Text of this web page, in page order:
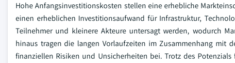
Hohe Anfangsinvestitionskosten stellen eine erhebliche
einen erheblichen Investitionsaufwand für Infrastruktur,
Teilnehmer und kleinere Akteure untersagt werden, wodurch
hinaus tragen die langen Vorlaufzeiten im Zusammenhang mit
finanziellen Risiken und Unsicherheiten bei. Trotz des